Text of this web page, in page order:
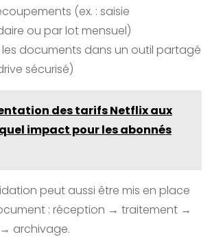
(ex. : saisie
ou par lot mensuel)
les documents dans un outil partagé
sécurisé)
des tarifs Netflix aux
impact pour les abonnés
peut aussi être mis en place
: réception → traitement →
archivage.